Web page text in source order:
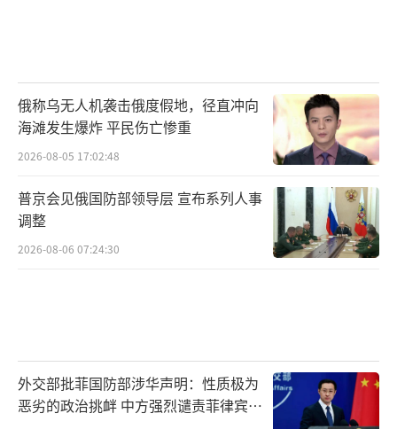
俄称乌无人机袭击俄度假地，径直冲向
海滩发生爆炸 平民伤亡惨重
2026-08-05 17:02:48
普京会见俄国防部领导层 宣布系列人事
调整
2026-08-06 07:24:30
外交部批菲国防部涉华声明：性质极为
恶劣的政治挑衅 中方强烈谴责菲律宾行